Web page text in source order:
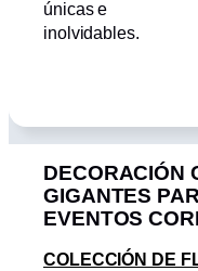
únicas e
inolvidables.
DECORACIÓN
GIGANTES
EVENTOS
COLECCIÓN DE